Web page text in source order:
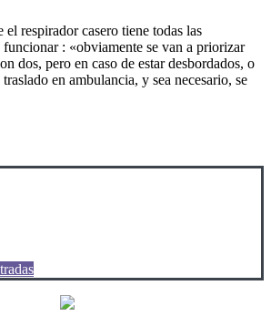
respirador casero tiene todas las
funcionar : «obviamente se van a priorizar
dos, pero en caso de estar desbordados, o
en ambulancia, y sea necesario, se